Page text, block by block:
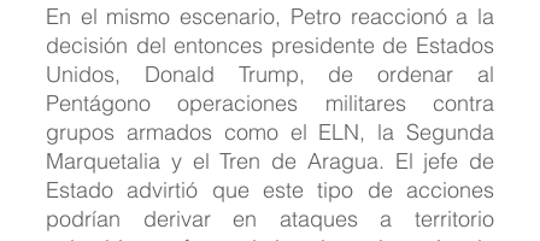
En el mismo escenario, Petro reaccionó a la
decisión del entonces presidente de Estados
Unidos, Donald Trump, de ordenar al
Pentágono operaciones militares contra
grupos armados como el ELN, la Segunda
Marquetalia y el Tren de Aragua. El jefe de
Estado advirtió que este tipo de acciones
podrían derivar en ataques a territorio